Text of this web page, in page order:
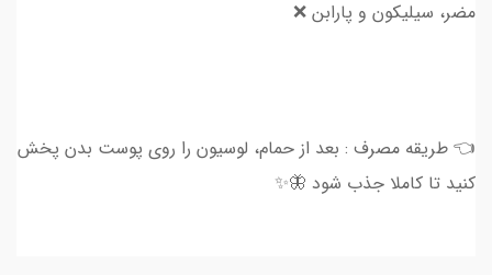
مضر، سیلیکون و پارابن ❌
👈 طریقه مصرف : بعد از حمام، لوسیون را روی پوست بدن پخش
کنید تا کاملا جذب شود 🦋✨